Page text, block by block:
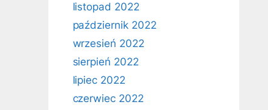
listopad 2022
październik 2022
wrzesień 2022
sierpień 2022
lipiec 2022
czerwiec 2022